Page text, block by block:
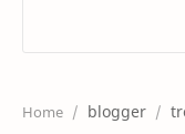
Home blogger